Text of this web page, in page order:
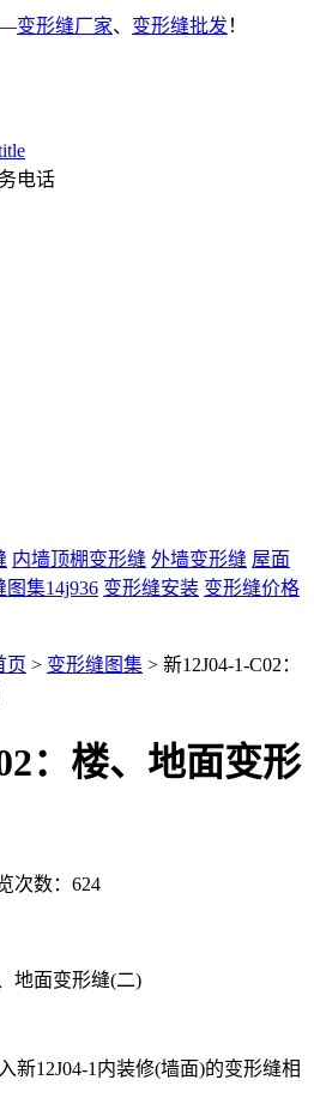
变形缝厂家、 变形缝批发 ！
内墙顶棚变形缝 外墙变形缝 屋面
图集14j936 变形缝安装 变形缝价格
页 > 变形缝图集 > 新12J04-1-C02：
：楼、地面变形
次数：624
地面变形缝(二)
新12J04-1内装修(墙面)的变形缝相